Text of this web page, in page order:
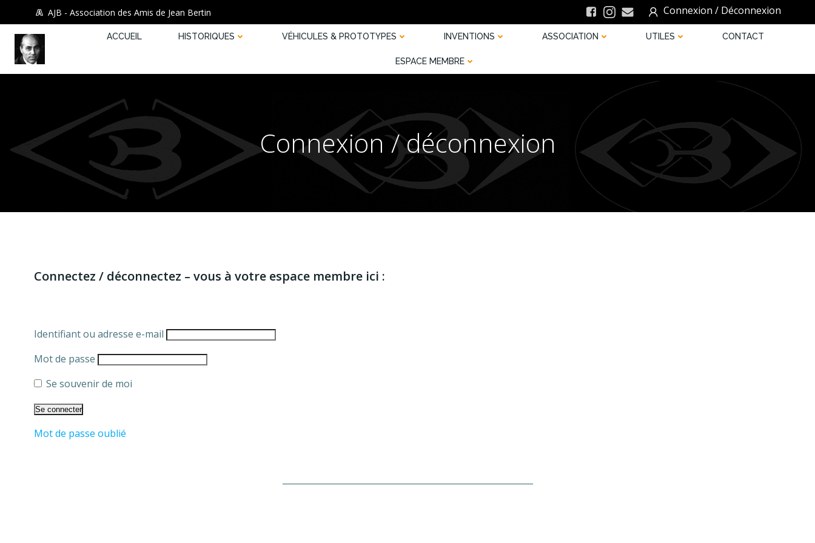
au
contenu
AJB - Association des Amis de Jean Bertin Connexion / Déconnexion
ACCUEIL HISTORIQUES VÉHICULES & PROTOTYPES INVENTIONS ASSOCIATION UTILES CONTACT
ESPACE MEMBRE
Connexion / déconnexion
Connectez / déconnectez – vous à votre espace membre ici :
Identifiant ou adresse e-mail
Mot de passe
Se souvenir de moi
Mot de passe oublié